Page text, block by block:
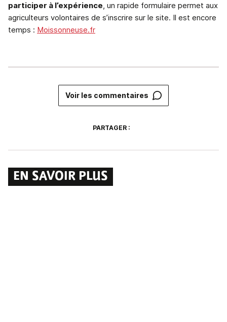
participer à l’expérience, un rapide formulaire permet aux
agriculteurs volontaires de s’inscrire sur le site. Il est encore
temps : Moissonneuse.fr
Voir les commentaires
PARTAGER :
EN SAVOIR PLUS